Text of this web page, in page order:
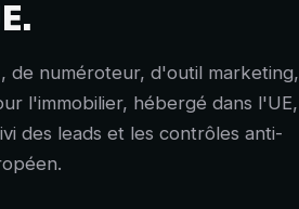
de numéroteur, d'outil marketing,
l'immobilier, hébergé dans l'UE,
des leads et les contrôles anti-